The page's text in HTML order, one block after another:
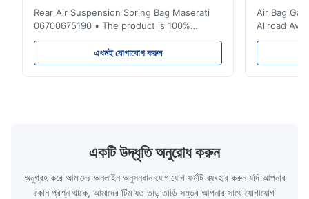
Rear Air Suspension Spring Bag Maserati
06700675190 • The product is 100%
compatible with the original part. Product:
Air Spring & Air Bag OEM No.: 06700675190
Model No.: 06700675190 Position: Rear
এখনই যোগাযোগ করুন
Air Bag
Allroad
একটি উদ্ধৃতি অনুরোধ করুন
অনুগ্রহ করে আমাদের অনলাইন অনুসন্ধান যোগাযোগ ফর্মটি ব্যবহার করুন যদি আপনার
কোন প্রশ্ন থাকে, আমাদের টিম যত তাড়াতাড়ি সম্ভব আপনার সাথে যোগাযোগ